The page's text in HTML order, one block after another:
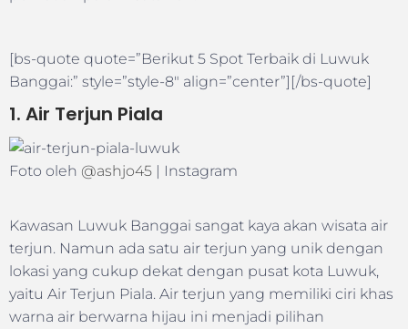
[bs-quote quote=”Berikut 5 Spot Terbaik di Luwuk
Banggai:” style=”style-8″ align=”center”][/bs-quote]
1. Air Terjun Piala
Foto oleh @ashjo45 | Instagram
Kawasan Luwuk Banggai sangat kaya akan wisata air
terjun. Namun ada satu air terjun yang unik dengan
lokasi yang cukup dekat dengan pusat kota Luwuk,
yaitu Air Terjun Piala. Air terjun yang memiliki ciri khas
warna air berwarna hijau ini menjadi pilihan